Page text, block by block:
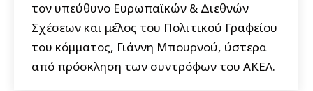
τον υπεύθυνο Ευρωπαϊκών & Διεθνών
Σχέσεων και μέλος του Πολιτικού Γραφείου
του κόμματος, Γιάννη Μπουρνού, ύστερα
από πρόσκληση των συντρόφων του ΑΚΕΛ.